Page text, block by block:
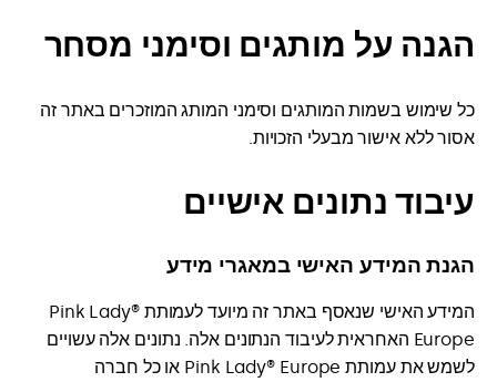
הגנה על מותגים וסימני מסחר
כל שימוש בשמות המותגים וסימני המותג המוזכרים באתר זה
אסור ללא אישור מבעלי הזכויות.
עיבוד נתונים אישיים
הגנת המידע האישי במאגרי מידע
המידע האישי שנאסף באתר זה מיועד לעמותת Pink Lady®
Europe האחראית לעיבוד הנתונים אלה. נתונים אלה עשויים
לשמש את עמותת Pink Lady® Europe או כל חברה